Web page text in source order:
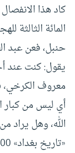
كاد هذا
المائة
حنبل، فعن عبد
يقول: كنت عند
معروف
أي ليس من كبار
الله، وهل يراد
«تاريخ بغداد» 13/200.